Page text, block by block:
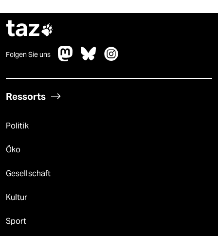
taz
Folgen Sie uns
Ressorts
Politik
Öko
Gesellschaft
Kultur
Sport